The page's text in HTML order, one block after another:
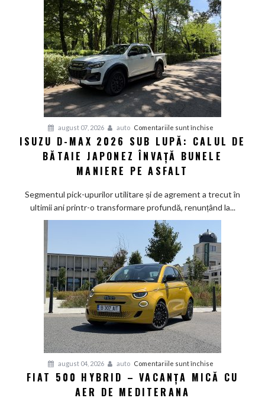
august 07, 2026 auto Comentariile sunt închise
D-
sub
lupă:
de
bătaie
japonez
învață
bunele
maniere
pe
ISUZU D-MAX 2026 SUB LUPĂ: CALUL DE
BĂTAIE JAPONEZ ÎNVAȚĂ BUNELE
MANIERE PE ASFALT
Segmentul pick-upurilor utilitare și de agrement a trecut în
ultimii ani printr-o transformare profundă, renunțând la...
august 04, 2026 auto Comentariile sunt închise
Fiat
FIAT 500 HYBRID – VACANȚA MICĂ CU
AER DE MEDITERANA